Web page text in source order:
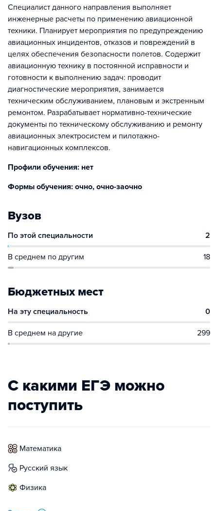
Специалист данного направления выполняет
инженерные расчеты по применению авиационной
техники. Планирует мероприятия по предупреждению
авиационных инцидентов, отказов и повреждений в
целях обеспечения безопасности полетов. Содержит
авиационную технику в постоянной исправности и
готовности к выполнению задач: проводит
диагностические мероприятия, занимается
техническим обслуживанием, плановым и экстренным
ремонтом. Разрабатывает нормативно-технические
документы по техническому обслуживанию и ремонту
авиационных электросистем и пилотажно-
навигационных комплексов.
Профили обучения: нет
Формы обучения: очно, очно-заочно
Вузов
По этой специальности 2
В среднем по другим 18
Бюджетных мест
На эту специальность 0
В среднем на другие 299
С какими ЕГЭ можно
поступить
математика
русский язык
физика